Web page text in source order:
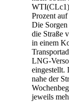
WTI(CLc1)
Prozent
Die
die Straße
in einem
LNG-
eingestellt.
nahe der
jeweils